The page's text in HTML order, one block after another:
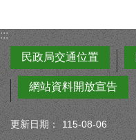
:::
民政局交通位置
網站資料開放宣告
更新日期：
115-08-06